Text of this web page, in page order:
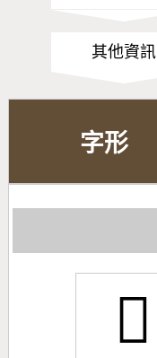
其他資訊
字形
𩌕